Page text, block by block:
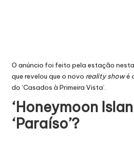
O anúncio foi feito pela estação
que revelou que o novo reality showé
do ‘Casados à Primeira Vista’.
‘Honeymoon
‘Paraíso’?